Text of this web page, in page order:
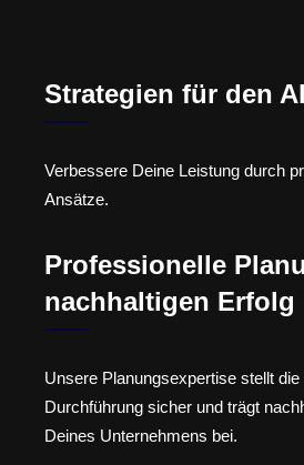
Strategien für den
Verbessere Deine Leistung durch
Ansätze.
Professionelle
nachhaltigen Erfolg
Unsere Planungsexpertise stellt
Durchführung sicher und trägt
Deines Unternehmens bei.